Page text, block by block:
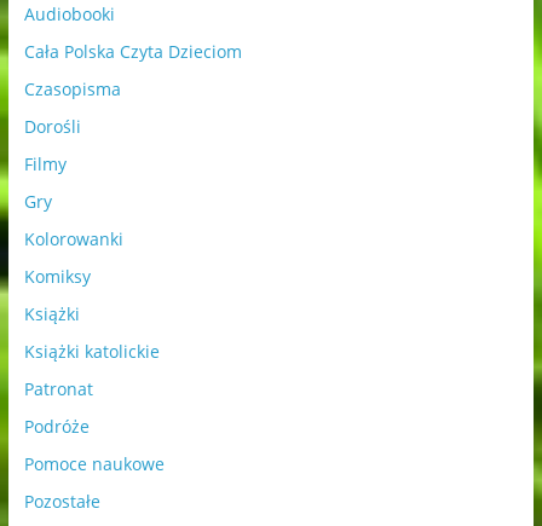
Audiobooki
Cała Polska Czyta Dzieciom
Czasopisma
Dorośli
Filmy
Gry
Kolorowanki
Komiksy
Książki
Książki katolickie
Patronat
Podróże
Pomoce naukowe
Pozostałe